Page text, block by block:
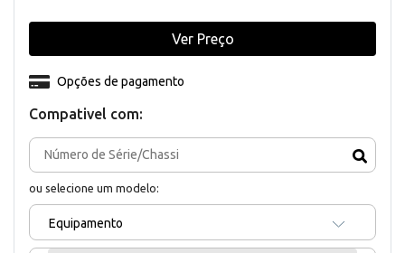
Compativel com:
ou selecione um modelo:
Equipamento
Opções de pagamento
Ver Preço